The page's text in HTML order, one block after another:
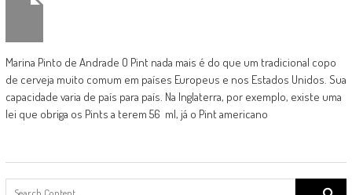
Marina Pinto de Andrade O Pint nada mais é do que um tradicional copo
de cerveja muito comum em países Europeus e nos Estados Unidos. Sua
capacidade varia de país para país. Na Inglaterra, por exemplo, existe uma
lei que obriga os Pints a terem 56 ml, já o Pint americano
Search